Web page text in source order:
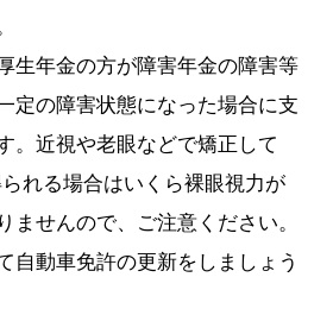
生年金の方が障害年金の障害等
定の障害状態になった場合に支
。近視や老眼などで矯正して
れる場合はいくら裸眼視力が
ませんので、ご注意ください。
自動車免許の更新をしましょう